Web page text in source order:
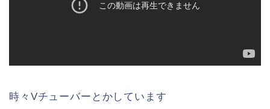
時々Vチューバーとかしています